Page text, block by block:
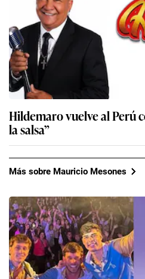
Hildemaro vuelve al Perú
la salsa”
Más sobre Mauricio Mesones